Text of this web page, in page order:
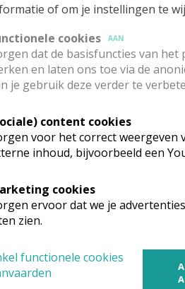
beminnen
VAN MORIA VZW
en
Hoe God
woont door
Geest
of om je instellingen te
cookies
AAN
dat de basisfuncties van het
en laten ons toe via de
je gebruik deze verder te
content cookies
voor het correct weergeven
inhoud, bijvoorbeeld een
cookies
ervoor dat we je
zien.
functionele cookies